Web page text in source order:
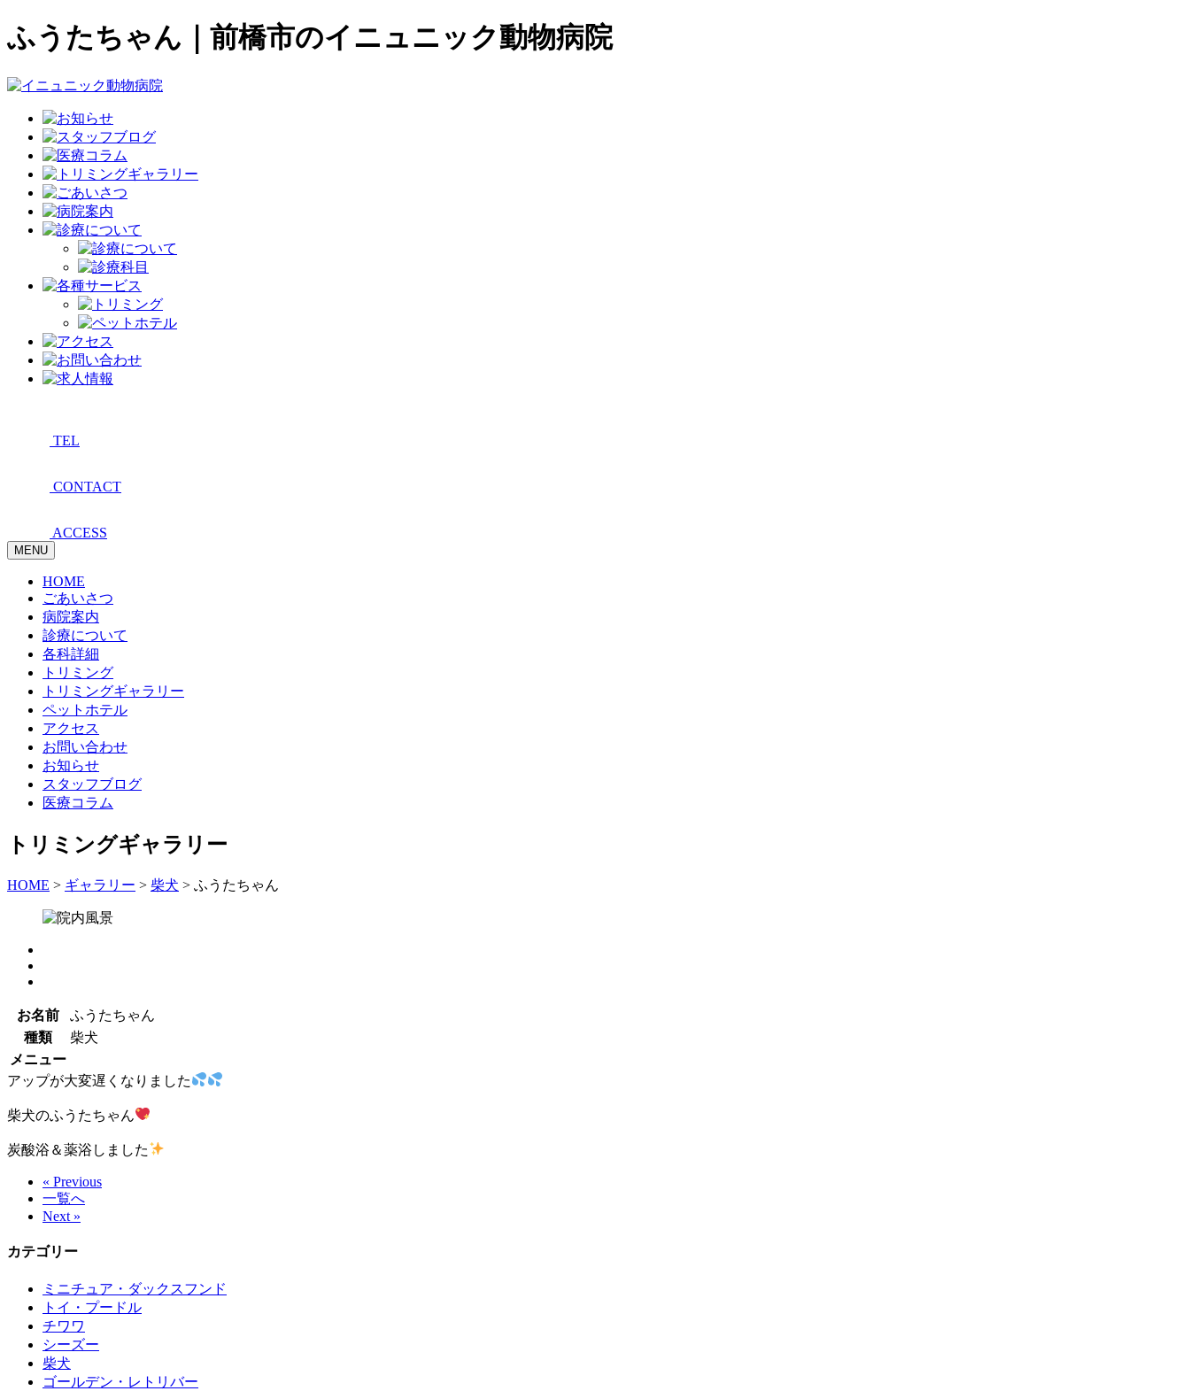
ふうたちゃん｜前橋市のイニュニック動物病院
TEL
CONTACT
ACCESS
MENU
HOME
ごあいさつ
病院案内
診療について
各科詳細
トリミング
トリミングギャラリー
ペットホテル
アクセス
お問い合わせ
お知らせ
スタッフブログ
医療コラム
トリミングギャラリー
HOME > ギャラリー > 柴犬 > ふうたちゃん
お名前
ふうたちゃん
種類
柴犬
メニュー
アップが大変遅くなりました
柴犬のふうたちゃん
炭酸浴＆薬浴しました
« Previous
一覧へ
Next »
カテゴリー
ミニチュア・ダックスフンド
トイ・プードル
チワワ
シーズー
柴犬
ゴールデン・レトリバー